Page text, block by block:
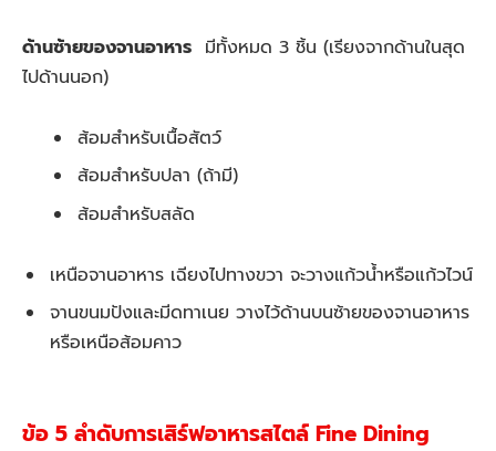
ด้านซ้ายของจานอาหาร มีทั้งหมด 3 ชิ้น (เรียงจากด้านในสุด
ไปด้านนอก)
ส้อมสำหรับเนื้อสัตว์
ส้อมสำหรับปลา (ถ้ามี)
ส้อมสำหรับสลัด
เหนือจานอาหาร เฉียงไปทางขวา จะวางแก้วน้ำหรือแก้วไวน์
จานขนมปังและมีดทาเนย วางไว้ด้านบนซ้ายของจานอาหาร
หรือเหนือส้อมคาว
ข้อ 5 ลำดับการเสิร์ฟอาหารสไตล์ Fine Dining ​